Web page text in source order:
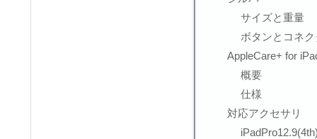
サイズと重量
ボタンとコネク
AppleCare+ for
概要
仕様
対応アクセサリ